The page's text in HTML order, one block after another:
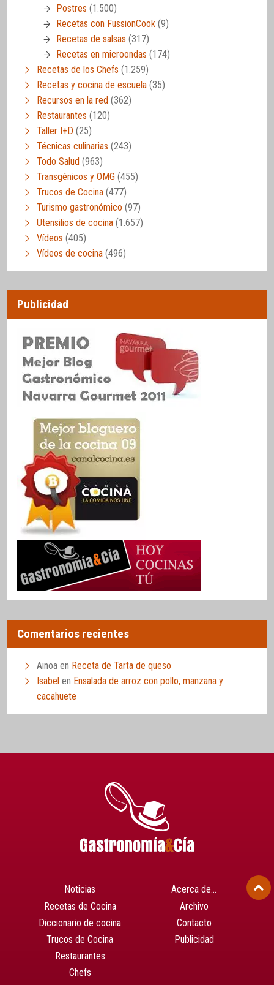
Postres (1.500)
Recetas con FussionCook (9)
Recetas de salsas (317)
Recetas en microondas (174)
Recetas de los Chefs (1.259)
Recetas y cocina de escuela (35)
Recursos en la red (362)
Restaurantes (120)
Taller I+D (25)
Técnicas culinarias (243)
Todo Salud (963)
Transgénicos y OMG (455)
Trucos de Cocina (477)
Turismo gastronómico (97)
Utensilios de cocina (1.657)
Vídeos (405)
Vídeos de cocina (496)
Publicidad
Comentarios recientes
Ainoa en Receta de Tarta de queso
Isabel en Ensalada de arroz con pollo, manzana y
cacahuete
Noticias
Recetas de Cocina
Diccionario de cocina
Trucos de Cocina
Restaurantes
Chefs
Acerca de…
Archivo
Contacto
Publicidad